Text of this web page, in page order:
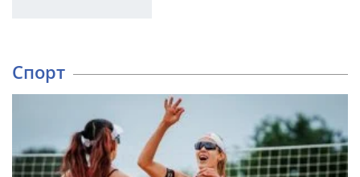
Спорт